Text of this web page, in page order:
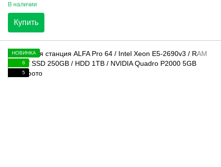
В наличии
Купить
НОВИНКА
6
5